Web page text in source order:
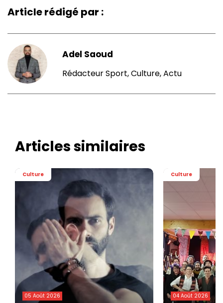
Article rédigé par :
Adel Saoud
Rédacteur Sport, Culture, Actu
Articles similaires
Culture
05 Août 2026
Culture
04 Août 2026